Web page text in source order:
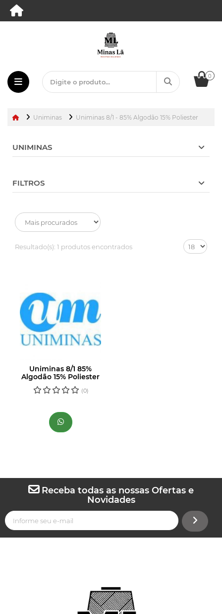
0
Uniminas Uniminas 8/1 - 85% Algodão 15% Poliester
UNIMINAS
FILTROS
Resultado(s): 1 produtos encontrados
Uniminas 8/1 85%
Algodão 15% Poliester
(0)
Receba todas as nossas Ofertas e
Novidades